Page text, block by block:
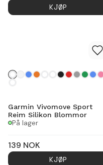
KJØP
Garmin Vivomove Sport
Reim Silikon Blommor
På lager
139 NOK
KJØP